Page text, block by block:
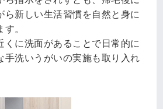
ら新しい生活習慣を自然と身に
。
くに洗面があることで日常的に
手洗いうがいの実施も取り入れ